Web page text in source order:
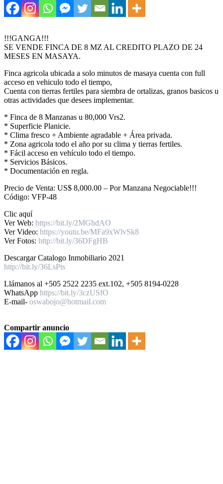
!!!GANGA!!!
SE VENDE FINCA DE 8 MZ AL CREDITO PLAZO DE 24
MESES EN MASAYA.
Finca agricola ubicada a solo minutos de masaya cuenta con full
acceso en vehiculo todo el tiempo,
Cuenta con tierras fertiles para siembra de ortalizas, granos basicos u
otras actividades que desees implementar.
* Finca de 8 Manzanas u 80,000 Vrs2.
* Superficie Planicie.
* Clima fresco + Ambiente agradable + Área privada.
* Zona agricola todo el año por su clima y tierras fertiles.
* Fácil acceso en vehículo todo el tiempo.
* Servicios Básicos.
* Documentación en regla.
Precio de Venta: US$ 8,000.00 – Por Manzana Negociable!!!
Código: VFP-48
Clic aquí
Ver Web: https://bit.ly/2MGhdAO
Ver Video: https://youtu.be/MFa9xWlvSk8
Ver Fotos: http://bit.ly/36DFgHB
Descargar Catalogo Inmobiliario 2021
http://bit.ly/36LsPts
Llámanos al +505 2522 2235 ext.102, +505 8194-0228
WhatsApp https://bit.ly/3czUSfO
E-mail- oswabojo@hotmail.com
Compartir anuncio